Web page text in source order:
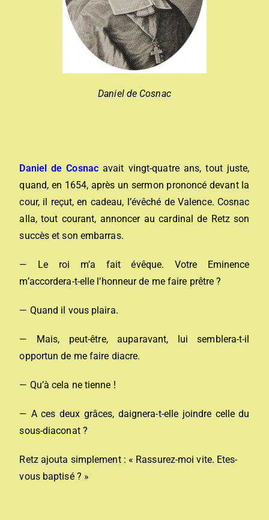
Daniel de Cosnac
Daniel de Cosnac avait vingt-quatre ans, tout juste,
quand, en 1654, après un sermon prononcé devant la
cour, il reçut, en cadeau, l’évêché de Valence. Cosnac
alla, tout courant, annoncer au cardinal de Retz son
succès et son embarras.
— Le roi m’a fait évêque. Votre Eminence
m’accordera-t-elle l’honneur de me faire prêtre ?
— Quand il vous plaira.
— Mais, peut-être, auparavant, lui semblera-t-il
opportun de me faire diacre.
— Qu’à cela ne tienne !
— A ces deux grâces, daignera-t-elle joindre celle du
sous-diaconat ?
Retz ajouta simplement : « Rassurez-moi vite. Etes-
vous baptisé ? »